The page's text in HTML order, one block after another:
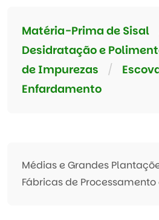
Matéria-Prima de Sisal
Desidratação e
de Impurezas
/
Enfardamento
Médias e Grandes
Fábricas de